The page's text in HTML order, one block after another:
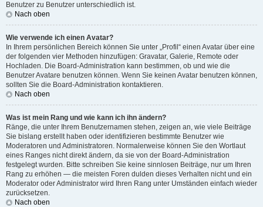
Benutzer zu Benutzer unterschiedlich ist.
Nach oben
Wie verwende ich einen Avatar?
In Ihrem persönlichen Bereich können Sie unter „Profil“ einen Avatar über eine
der folgenden vier Methoden hinzufügen: Gravatar, Galerie, Remote oder
Hochladen. Die Board-Administration kann bestimmen, ob und wie die
Benutzer Avatare benutzen können. Wenn Sie keinen Avatar benutzen können,
sollten Sie die Board-Administration kontaktieren.
Nach oben
Was ist mein Rang und wie kann ich ihn ändern?
Ränge, die unter Ihrem Benutzernamen stehen, zeigen an, wie viele Beiträge
Sie bislang erstellt haben oder identifizieren bestimmte Benutzer wie
Moderatoren und Administratoren. Normalerweise können Sie den Wortlaut
eines Ranges nicht direkt ändern, da sie von der Board-Administration
festgelegt wurden. Bitte schreiben Sie keine sinnlosen Beiträge, nur um Ihren
Rang zu erhöhen — die meisten Foren dulden dieses Verhalten nicht und ein
Moderator oder Administrator wird Ihren Rang unter Umständen einfach wieder
zurücksetzen.
Nach oben